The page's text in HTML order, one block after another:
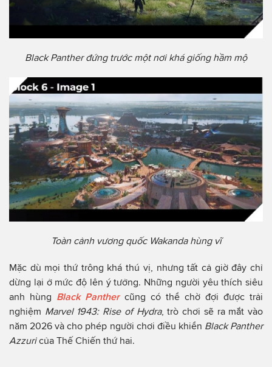
Black Panther đứng trước một nơi khá giống hầm mộ
Toàn cảnh vương quốc Wakanda hùng vĩ
Mặc dù mọi thứ trông khá thú vị, nhưng tất cả giờ đây chỉ
dừng lại ở mức độ lên ý tưởng. Những người yêu thích siêu
anh hùng Black Panther cũng có thể chờ đợi được trải
nghiệm Marvel 1943: Rise of Hydra, trò chơi sẽ ra mắt vào
năm 2026 và cho phép người chơi điều khiển Black Panther
Azzuricủa Thế Chiến thứ hai.